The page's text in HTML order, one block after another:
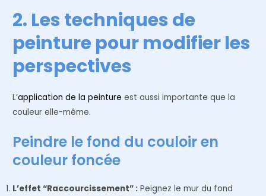
2. Les techniques de
peinture pour modifier les
perspectives
L’application de la peinture est aussi importante que la
couleur elle-même.
Peindre le fond du couloir en
couleur foncée
L’effet “Raccourcissement” : Peignez le mur du fond